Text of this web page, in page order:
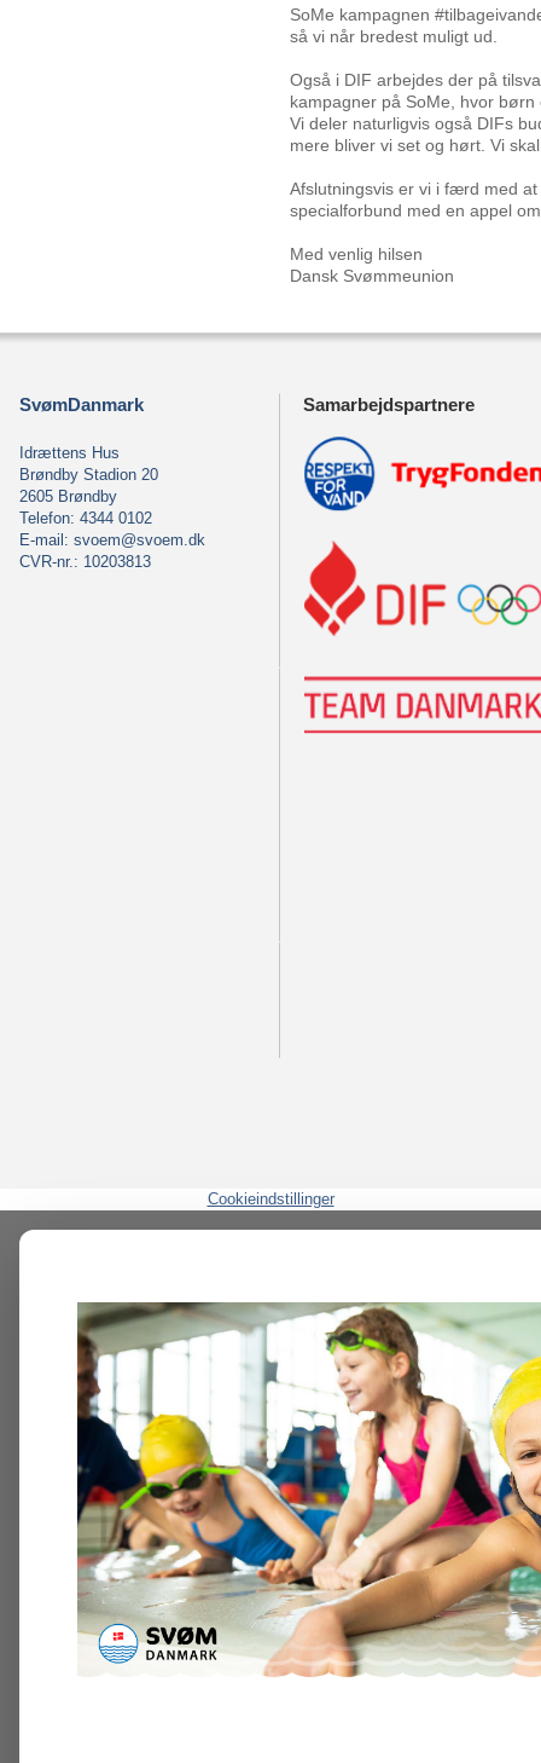
SoMe kampagnen
så vi når bredest muligt ud.
Også i DIF arbejdes der på
kampagner på SoMe, hvor
Vi deler naturligvis også DIFs
mere bliver vi set og hørt. Vi
Afslutningsvis er vi i færd med
specialforbund med en appel
Med venlig hilsen
Dansk Svømmeunion
SvømDanmark
Idrættens Hus
Brøndby Stadion 20
2605 Brøndby
Telefon: 4344 0102
E-mail: svoem@svoem.dk
CVR-nr.: 10203813
Samarbejdspartnere
Cookieindstillinger